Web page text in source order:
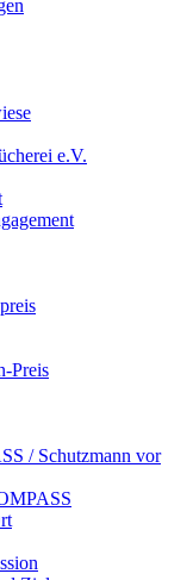
e.V.
Preis
/ Schutzmann vor